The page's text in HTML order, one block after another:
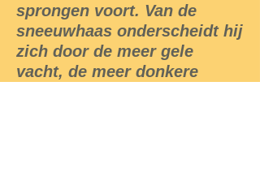
sprongen voort. Van de
sneeuwhaas onderscheidt hij
zich door de meer gele
vacht, de meer donkere